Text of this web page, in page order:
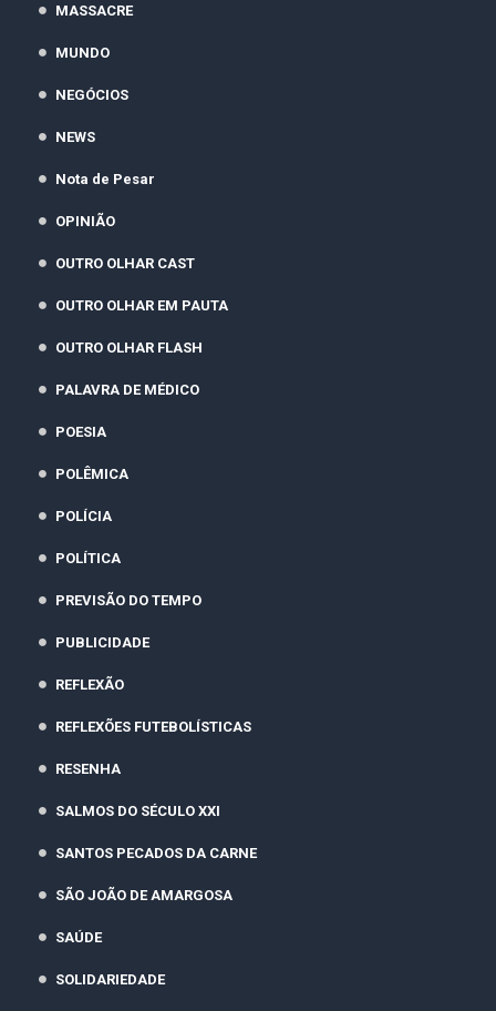
MASSACRE
MUNDO
NEGÓCIOS
NEWS
Nota de Pesar
OPINIÃO
OUTRO OLHAR CAST
OUTRO OLHAR EM PAUTA
OUTRO OLHAR FLASH
PALAVRA DE MÉDICO
POESIA
POLÊMICA
POLÍCIA
POLÍTICA
PREVISÃO DO TEMPO
PUBLICIDADE
REFLEXÃO
REFLEXÕES FUTEBOLÍSTICAS
RESENHA
SALMOS DO SÉCULO XXI
SANTOS PECADOS DA CARNE
SÃO JOÃO DE AMARGOSA
SAÚDE
SOLIDARIEDADE